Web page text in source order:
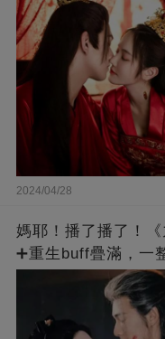
2024/04/28
媽耶！播了播了！《
➕重生buff疊滿，一